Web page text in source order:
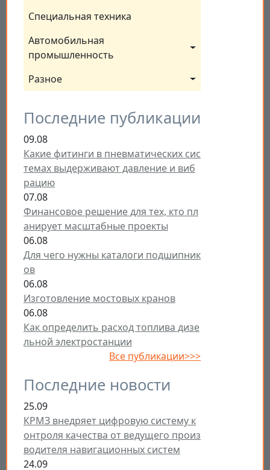
Специальная техника
Автомобильная
промышленность
Разное
Последние публикации
09.08
Какие фитинги в пневматических сис
темах выдерживают давление и виб
рацию
07.08
Финансовое решение для тех, кто пл
анирует масштабные проекты
06.08
Для чего нужны каталоги подшипник
ов
06.08
Изготовление мостовых кранов
06.08
Как определить расход топлива дизе
льной электростанции
Все публикации>>>
Последние новости
25.09
КРМЗ внедряет цифровую систему к
онтроля качества от ведущего произ
водителя навигационных систем
24.09